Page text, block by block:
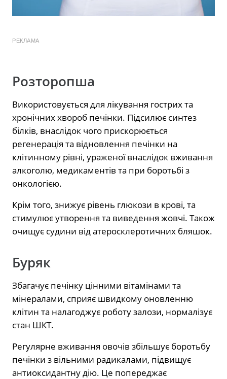
РЕКЛАМА
Розторопша
Використовується для лікування гострих та
хронічних хвороб печінки. Підсилює синтез
білків, внаслідок чого прискорюється
регенерація та відновлення печінки на
клітинному рівні, ураженої внаслідок вживання
алкоголю, медикаментів та при боротьбі з
онкологією.
Крім того, знижує рівень глюкози в крові, та
стимулює утворення та виведення жовчі. Також
очищує судини від атеросклеротичних бляшок.
Буряк
Збагачує печінку цінними вітамінами та
мінералами, сприяє швидкому оновленню
клітин та налагоджує роботу залози, нормалізує
стан ШКТ.
Регулярне вживання овочів збільшує боротьбу
печінки з вільними радикалами, підвищує
антиоксидантну дію. Це попереджає